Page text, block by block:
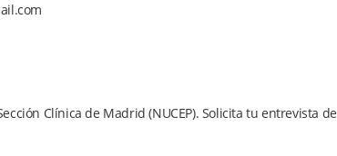
Clínica de Madrid (NUCEP). Solicita tu entrevista de